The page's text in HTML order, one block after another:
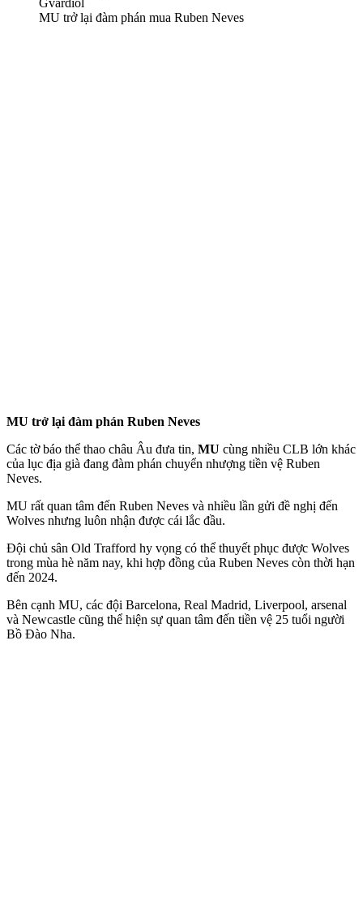
MU trở lại đàm phán mua Ruben Neves
MU trở lại đàm phán Ruben Neves
Các tờ báo thể thao châu Âu đưa tin, MU cùng nhiều CLB lớn khác
của lục địa già đang đàm phán chuyển nhượng tiền vệ Ruben
Neves.
MU rất quan tâm đến Ruben Neves và nhiều lần gửi đề nghị đến
Wolves nhưng luôn nhận được cái lắc đầu.
Đội chủ sân Old Trafford hy vọng có thể thuyết phục được Wolves
trong mùa hè năm nay, khi hợp đồng của Ruben Neves còn thời hạn
đến 2024.
Bên cạnh MU, các đội Barcelona, Real Madrid, Liverpool, ars‌enal
và Newcastle cũng thể hiện sự quan tâm đến tiền vệ 25 tuổi người
Bồ Đào Nha.